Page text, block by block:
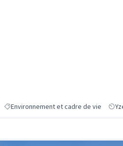
Environnement et cadre de vie